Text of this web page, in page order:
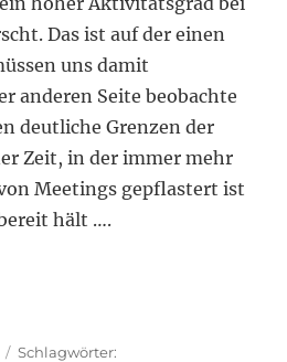
Das ist auf der einen
uns damit
anderen Seite beobachte
deutliche Grenzen der
Zeit, in der immer mehr
Meetings gepflastert ist
hält ….